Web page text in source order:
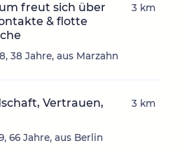
freut sich über
& flotte
38 Jahre, aus Marzahn
3 km
Vertrauen,
66 Jahre, aus Berlin
3 km